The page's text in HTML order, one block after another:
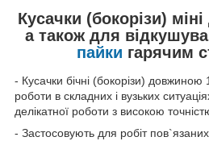
Кусачки (бокорізи)
а також для
пайки гарячим
- Кусачки бічні (бокорізи)
роботи в складних і вузьких
делікатної роботи з високою
- Застосовують для робіт